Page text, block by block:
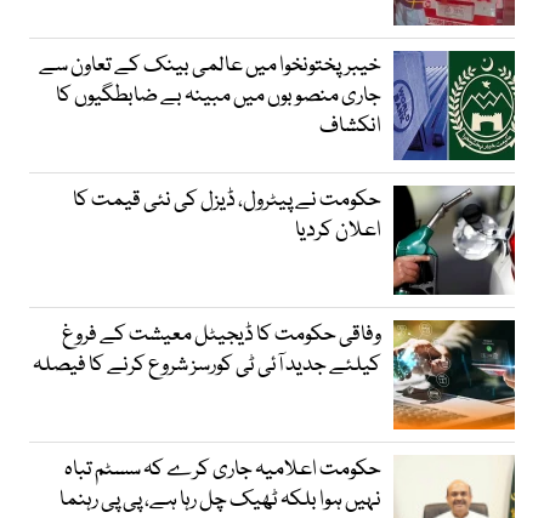
خیبرپختونخوا میں عالمی بینک کے تعاون سے
جاری منصوبوں میں مبینہ بے ضابطگیوں کا
انکشاف
حکومت نے پیٹرول، ڈیزل کی نئی قیمت کا
اعلان کردیا
وفاقی حکومت کا ڈیجیٹل معیشت کے فروغ
کیلئے جدید آئی ٹی کورسز شروع کرنے کا فیصلہ
حکومت اعلامیہ جاری کرے کہ سسٹم تباہ
نہیں ہوا بلکہ ٹھیک چل رہا ہے، پی پی رہنما